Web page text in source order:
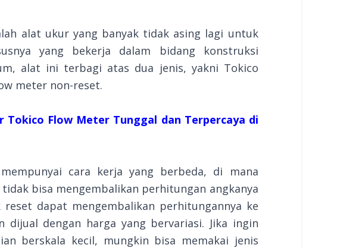
alat ukur yang banyak tidak asing lagi untuk
yang bekerja dalam bidang konstruksi
alat ini terbagi atas dua jenis, yakni Tokico
meter non-reset.
Tokico Flow Meter Tunggal dan Terpercaya di
cara kerja yang berbeda, di mana
tidak bisa mengembalikan perhitungan angkanya
dapat mengembalikan perhitungannya ke
dijual dengan harga yang bervariasi. Jika ingin
berskala kecil, mungkin bisa memakai jenis